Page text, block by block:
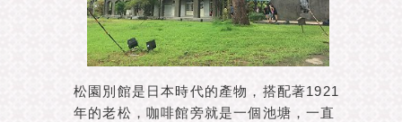
松園別館是日本時代的產物，搭配著1921
年的老松，咖啡館旁就是一個池塘，一直